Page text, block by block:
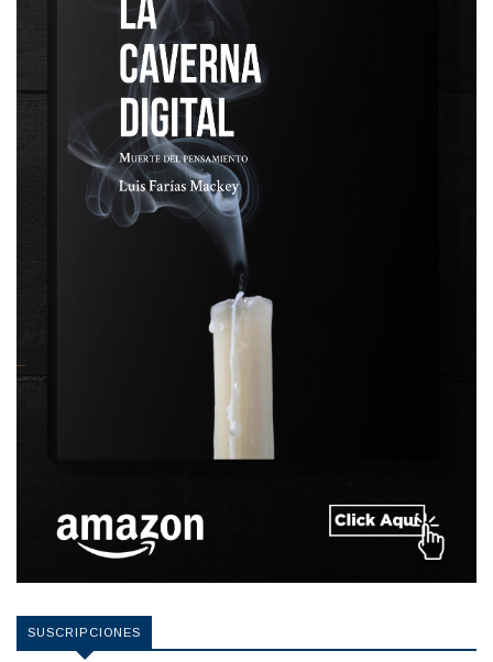
SUSCRIPCIONES